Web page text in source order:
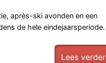
après-ski avonden en een
de hele eindejaarsperiode.
Lees verder